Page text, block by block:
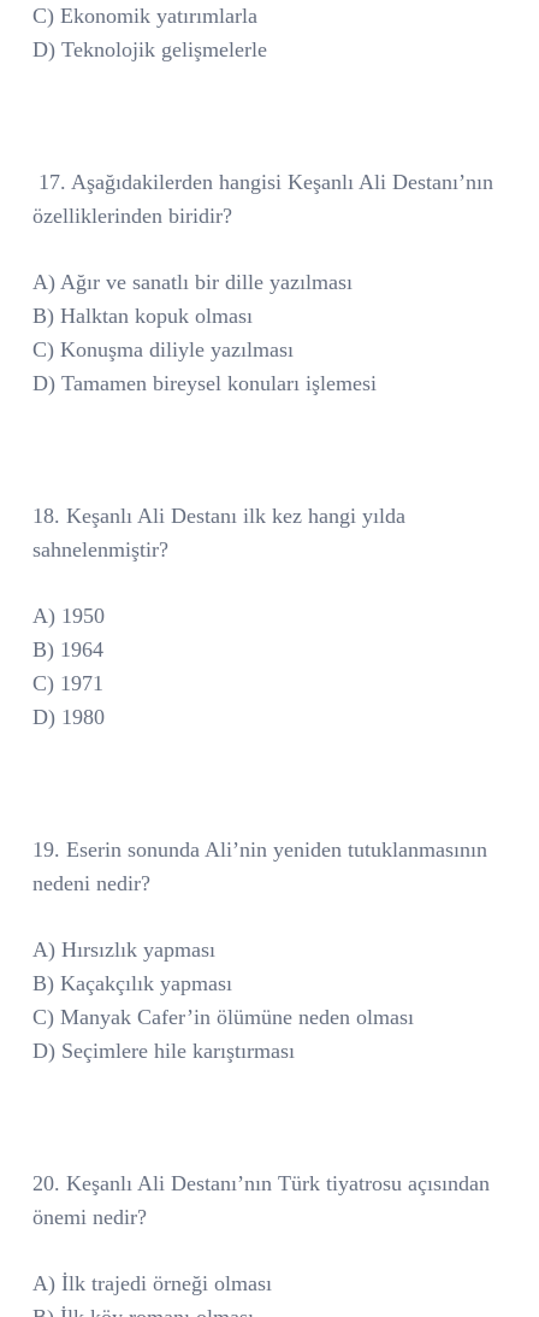
C) Ekonomik yatırımlarla
D) Teknolojik gelişmelerle
17. Aşağıdakilerden hangisi Keşanlı Ali Destanı’nın
özelliklerinden biridir?
A) Ağır ve sanatlı bir dille yazılması
B) Halktan kopuk olması
C) Konuşma diliyle yazılması
D) Tamamen bireysel konuları işlemesi
18. Keşanlı Ali Destanı ilk kez hangi yılda
sahnelenmiştir?
A) 1950
B) 1964
C) 1971
D) 1980
19. Eserin sonunda Ali’nin yeniden tutuklanmasının
nedeni nedir?
A) Hırsızlık yapması
B) Kaçakçılık yapması
C) Manyak Cafer’in ölümüne neden olması
D) Seçimlere hile karıştırması
20. Keşanlı Ali Destanı’nın Türk tiyatrosu açısından
önemi nedir?
A) İlk trajedi örneği olması